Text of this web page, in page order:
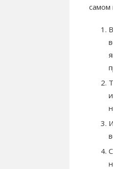
самом